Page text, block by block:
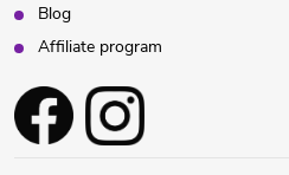
Blog
Affiliate program